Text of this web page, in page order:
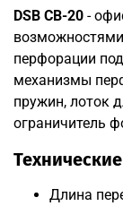
DSB CB-20 -
перфорации
механизмы
пружин, лоток
ограничитель
Длина